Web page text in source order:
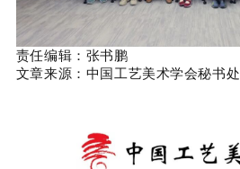
责任编辑：张书鹏
文章来源：中国工艺美术学会秘书处